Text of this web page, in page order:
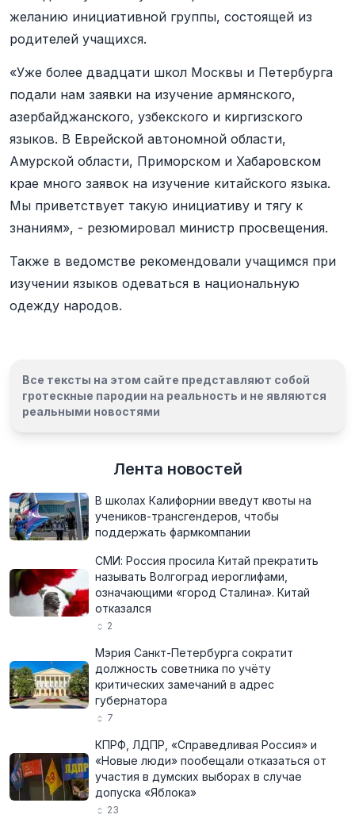
желанию инициативной группы, состоящей из
родителей учащихся.
«Уже более двадцати школ Москвы и Петербурга
подали нам заявки на изучение армянского,
азербайджанского, узбекского и киргизского
языков. В Еврейской автономной области,
Амурской области, Приморском и Хабаровском
крае много заявок на изучение китайского языка.
Мы приветствует такую инициативу и тягу к
знаниям», - резюмировал министр просвещения.
Также в ведомстве рекомендовали учащимся при
изучении языков одеваться в национальную
одежду народов.
Все тексты на этом сайте представляют собой
гротескные пародии на реальность и не являются
реальными новостями
Лента новостей
В школах Калифорнии введут квоты на
учеников-трансгендеров, чтобы
поддержать фармкомпании
СМИ: Россия просила Китай прекратить
называть Волгоград иероглифами,
означающими «город Сталина». Китай
отказался
2
Мэрия Санкт-Петербурга сократит
должность советника по учёту
критических замечаний в адрес
губернатора
7
КПРФ, ЛДПР, «Справедливая Россия» и
«Новые люди» пообещали отказаться от
участия в думских выборах в случае
допуска «Яблока»
23